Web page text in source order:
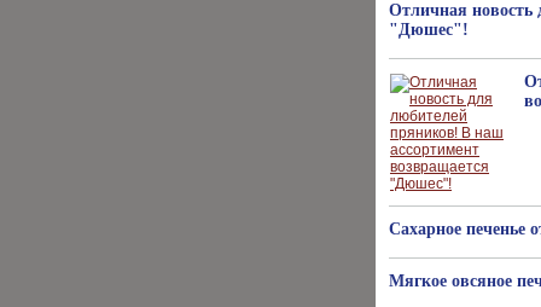
Отличная новость
"Дюшес"!
Сахарное
Мягкое овсяное